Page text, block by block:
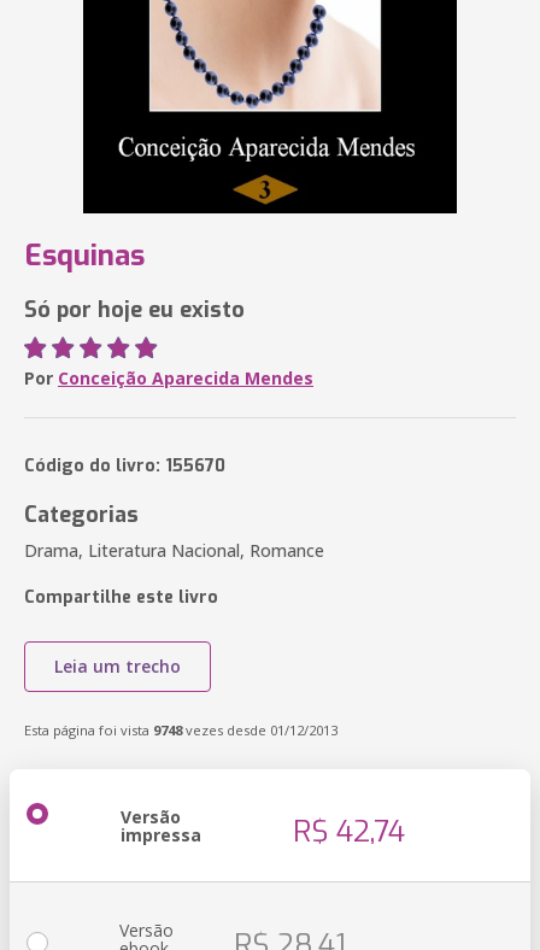
Esquinas
Só por hoje eu existo
Por Conceição Aparecida Mendes
Código do livro: 155670
Categorias
Drama, Literatura Nacional, Romance
Compartilhe este livro
Leia um trecho
Esta página foi vista 9748vezes desde 01/12/2013
Versão
impressa R$ 42,74
Versão